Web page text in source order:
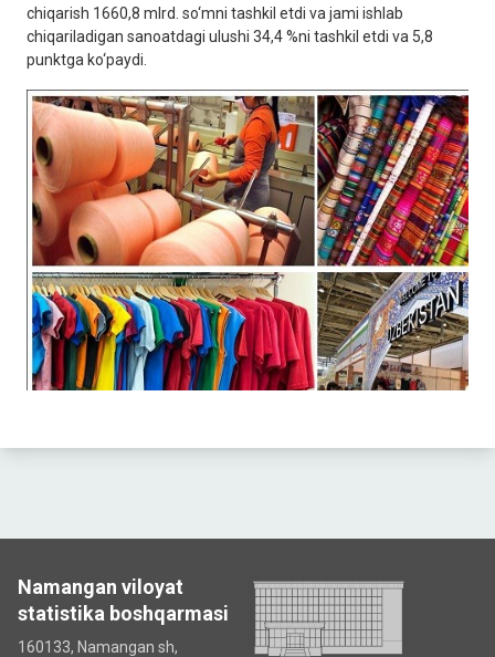
chiqarish 1660,8 mlrd. so‘mni tashkil etdi va jami ishlab
chiqariladigan sanoatdagi ulushi 34,4 %ni tashkil etdi va 5,8
punktga ko‘paydi.
Namangan viloyat
statistika boshqarmasi
160133, Namangan sh,